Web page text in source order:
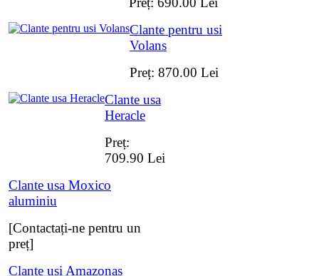
Clante pentru usi
Volans
Preț: 870.00 Lei
Clante usa
Heracle
Preț:
709.90 Lei
Clante usa Moxico
aluminiu
[Contactați-ne pentru un
preț]
Clante usi Amazonas